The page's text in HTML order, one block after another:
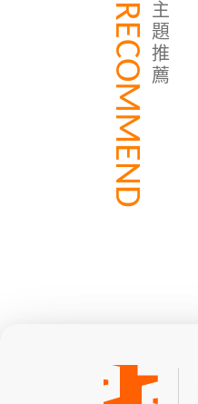
RECOMMEND
主
題
推
薦